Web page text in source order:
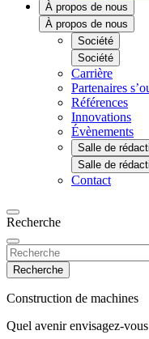
À propos de nous
À propos de nous
Société
Société
Carrière
Partenaires
Références
Innovations
Évènements
Salle de
Salle de
Contact
Recherche
Recherche
Construction de machines
Quel avenir envisagez-